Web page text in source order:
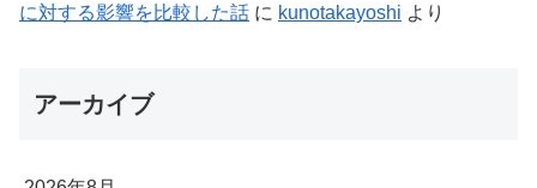
に対する影響を比較した話 に kunotakayoshi より
アーカイブ